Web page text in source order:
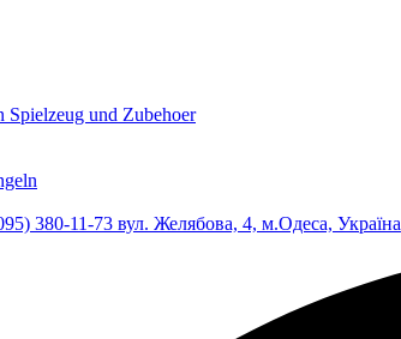
Spielzeug und Zubehoer
380-11-73 вул. Желябова, 4, м.Одеса, Україна